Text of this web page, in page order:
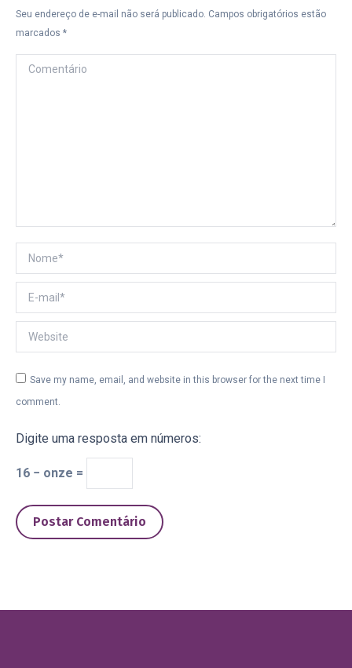
Seu endereço de e-mail não será publicado. Campos obrigatórios estão
marcados *
Comentário
Nome *
E-mail *
Website
Save my name, email, and website in this browser for the next time I
comment.
Digite uma resposta em números:
16 − onze =
Postar Comentário